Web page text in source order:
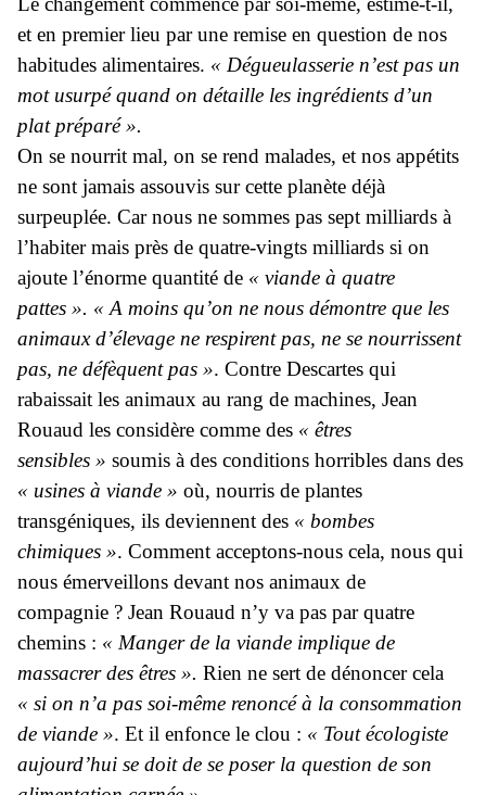
et en premier lieu par une remise en question de nos
habitudes alimentaires. « Dégueulasserie n’est pas un
mot usurpé quand on détaille les ingrédients d’un
plat préparé ».
On se nourrit mal, on se rend malades, et nos appétits
ne sont jamais assouvis sur cette planète déjà
surpeuplée. Car nous ne sommes pas sept milliards à
l’habiter mais près de quatre-vingts milliards si on
ajoute l’énorme quantité de « viande à quatre
pattes ». « A moins qu’on ne nous démontre que les
animaux d’élevage ne respirent pas, ne se nourrissent
pas, ne défèquent pas ». Contre Descartes qui
rabaissait les animaux au rang de machines, Jean
Rouaud les considère comme des « êtres
sensibles » soumis à des conditions horribles dans des
« usines à viande » où, nourris de plantes
transgéniques, ils deviennent des « bombes
chimiques ». Comment acceptons-nous cela, nous qui
nous émerveillons devant nos animaux de
compagnie ? Jean Rouaud n’y va pas par quatre
chemins : « Manger de la viande implique de
massacrer des êtres ». Rien ne sert de dénoncer cela
« si on n’a pas soi-même renoncé à la consommation
de viande ». Et il enfonce le clou : « Tout écologiste
aujourd’hui se doit de se poser la question de son